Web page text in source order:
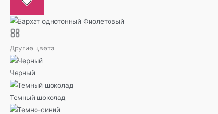
Другие цвета
Черный
Темный шоколад